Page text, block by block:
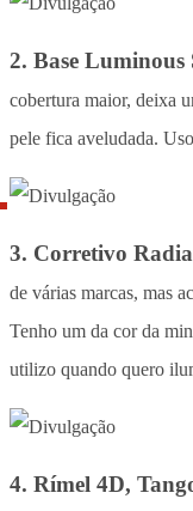
2. Base
cobertura maior, deixa
pele fica aveludada.
3. Corretivo
de várias marcas, mas
Tenho um da cor da
utilizo quando quero
4. Rímel 4D,